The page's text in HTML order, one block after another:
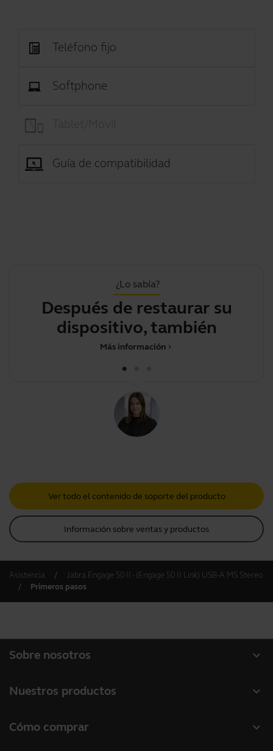
Teléfono fijo
Softphone
Guía de compatibilidad
¿Lo sabía?
Después de restaurar su
dispositivo, también tend
chevron_right
Más información
Ver todo el contenido de soporte del producto
Información sobre ventas y productos
Asistencia
Jabra Engage 50 II - (Engage 50 II Link) USB-A MS Stereo
Primeros pasos
expand_more
Sobre nosotros
Sostenibilidad
expand_more
Nuestros productos
expand_more
Cómo comprar